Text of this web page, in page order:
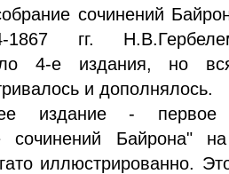
сочинений
1867 гг.
4-е издания, но
и дополнялось.
издание - первое
сочинений Байрона"
иллюстрированно.